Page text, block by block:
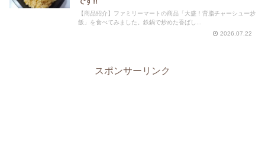
【商品紹介】ファミリーマートの商品「大盛！背脂チャーシュー炒
飯」を食べてみました。鉄鍋で炒めた香ばし...
2026.07.22
スポンサーリンク